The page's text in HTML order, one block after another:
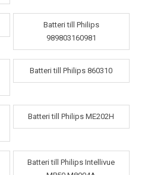
Batteri till Philips
989803160981
Batteri till Philips 860310
Batteri till Philips ME202H
Batteri till Philips Intellivue